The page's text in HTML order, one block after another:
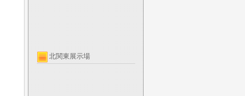
北関東展示場